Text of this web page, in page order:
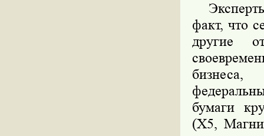
факт, что
другие
бизнеса,
бумаги
(Х5,